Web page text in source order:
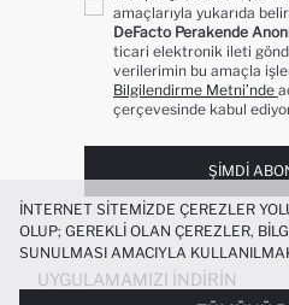
amaçlarıyla yukarıda
DeFacto Perakende
ticari elektronik ileti
verilerimin bu amaçla
Bilgilendirme Metni’nde
çerçevesinde kabul
ŞIMDI
UYGULAMAMIZI İNDIRIN
İNTERNET SITEMIZDE ÇEREZLER
OLUP; GEREKLI OLAN ÇEREZLER,
SUNULMASI AMACIYLA
ÜÇÜNCÜ TARAF ÇEREZLER ISE SIZE
DENEYIMI SUNULABILMESI,